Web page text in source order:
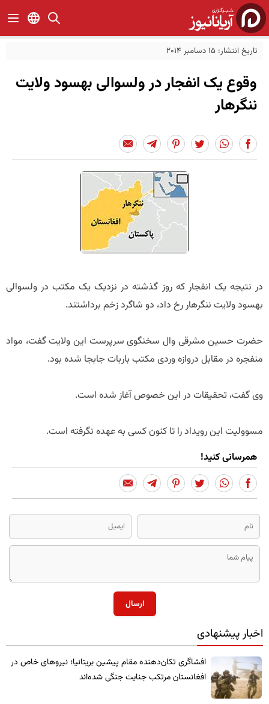
تاریخ انتشار: 15 دسامبر 2014
وقوع یک انفجار در ولسوالی بهسود ولایت
ننگرهار
در نتیجه یک انفجار که روز گذشته در نزدیک یک مکتب در ولسوالی
بهسود ولایت ننگرهار رخ داد، دو شاگرد زخم برداشتند.
حضرت حسین مشرقی وال سخنگوی سرپرست این ولایت گفت، مواد
منفجره در مقابل دروازه وردی مکتب باربات جابجا شده بود.
وی گفت، تحقیقات در این خصوص آغاز شده است.
مسوولیت این رویداد را تا کنون کسی به عهده نگرفته است.
همرسانی کنید!
ارسال
اخبار پیشنهادی
​افشاگری تکان‌دهنده مقام پیشین بریتانیا؛ نیروهای خاص در
افغانستان مرتکب جنایت جنگی شده‌اند